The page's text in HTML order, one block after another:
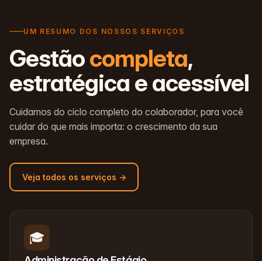
UM RESUMO DOS NOSSOS SERVIÇOS
Gestãocompleta,
estratégica e acessível
Cuidamos do ciclo completo do colaborador, para você
cuidar do que mais importa: o crescimento da sua
empresa.
Veja todos os serviços →
🎓